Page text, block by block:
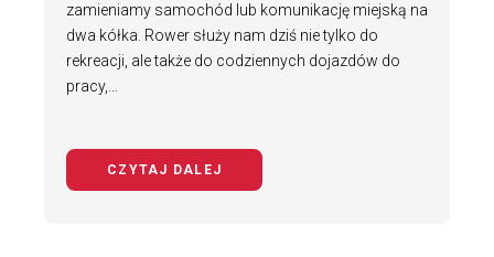
zamieniamy samochód lub komunikację miejską na
dwa kółka. Rower służy nam dziś nie tylko do
rekreacji, ale także do codziennych dojazdów do
pracy,…
CZYTAJ DALEJ